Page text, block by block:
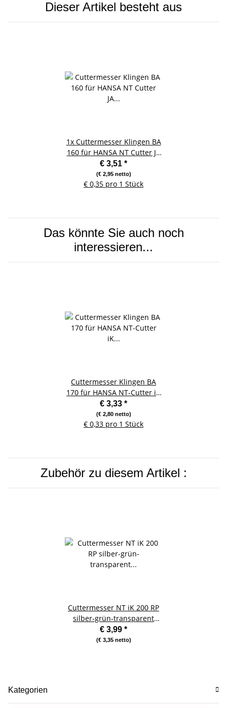
Dieser Artikel besteht aus
1x Cuttermesser Klingen BA
160 für HANSA NT Cutter JA
100 P - 10 Stück
€ 3,51 *
(€ 2,95 netto)
€ 0,35 pro 1 Stück
Das könnte Sie auch noch
interessieren...
Cuttermesser Klingen BA
170 für HANSA NT-Cutter iK
200 - 10 Stück
€ 3,33 *
(€ 2,80 netto)
€ 0,33 pro 1 Stück
Zubehör zu diesem Artikel :
Cuttermesser NT iK 200 RP
silber-grün-transparent
9mm Klinge
€ 3,99 *
(€ 3,35 netto)
Kategorien